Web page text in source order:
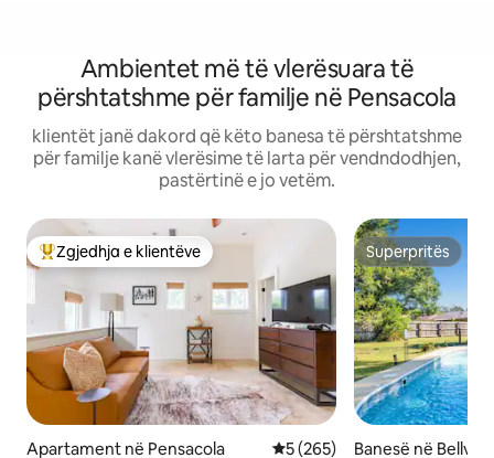
Ambientet më të vlerësuara të
përshtatshme për familje në Pensacola
klientët janë dakord që këto banesa të përshtatshme
për familje kanë vlerësime të larta për vendndodhjen,
pastërtinë e jo vetëm.
Më të mirat e zgjedhjeve të klientëve
Zgjedhja e klientëve
Apartament në Pensacola Vlerësimi mesatar 5 nga 5,
5 (265)
Superpritës
Superpritës
Banesë në